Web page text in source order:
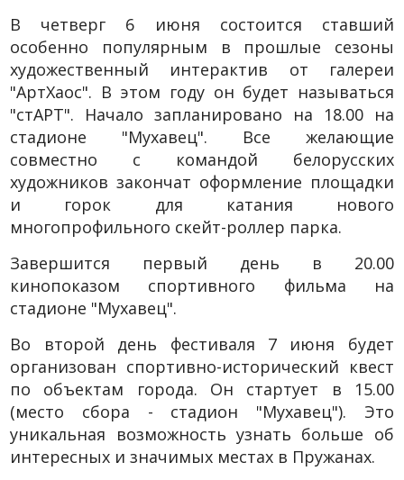
В четверг 6 июня состоится ставший
особенно популярным в прошлые сезоны
художественный интерактив от галереи
"АртХаос". В этом году он будет называться
"стАРТ". Начало запланировано на 18.00 на
стадионе "Мухавец". Все желающие
совместно с командой белорусских
художников закончат оформление площадки
и горок для катания нового
многопрофильного скейт-роллер парка.
Завершится первый день в 20.00
кинопоказом спортивного фильма на
стадионе "Мухавец".
Во второй день фестиваля 7 июня будет
организован спортивно-исторический квест
по объектам города. Он стартует в 15.00
(место сбора - стадион "Мухавец"). Это
уникальная возможность узнать больше об
интересных и значимых местах в Пружанах.